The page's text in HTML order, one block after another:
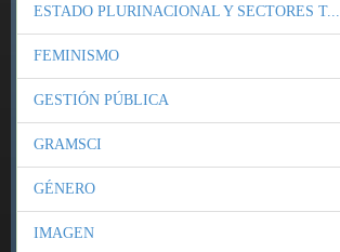
ESTADO PLURINACIONAL Y SECTORES T...
FEMINISMO
GESTIÓN PÚBLICA
GRAMSCI
GÉNERO
IMAGEN